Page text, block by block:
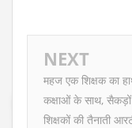
NEXT
महज एक शिक्षक का
कक्षाओं के साथ,
शिक्षकों की तैनाती